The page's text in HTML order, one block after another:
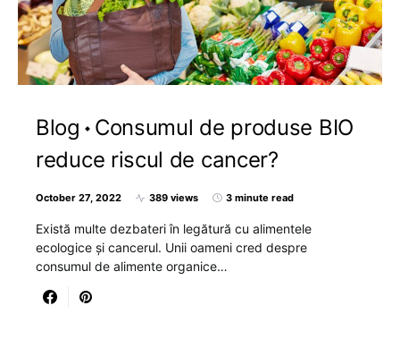
Blog
Consumul de produse BIO
reduce riscul de cancer?
October 27, 2022 389 views 3 minute read
Există multe dezbateri în legătură cu alimentele
ecologice și cancerul. Unii oameni cred despre
consumul de alimente organice…